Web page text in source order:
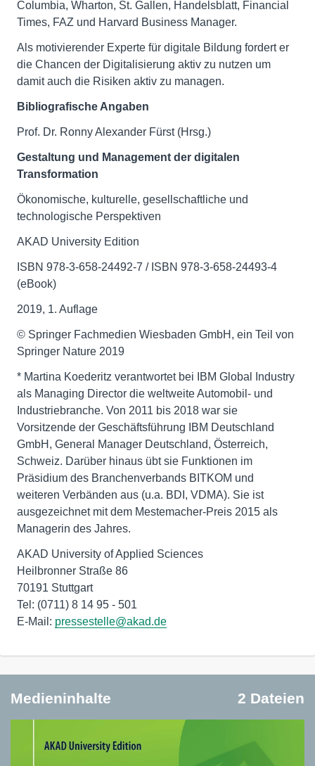
Columbia, Wharton, St. Gallen, Handelsblatt, Financial
Times, FAZ und Harvard Business Manager.
Als motivierender Experte für digitale Bildung fordert er
die Chancen der Digitalisierung aktiv zu nutzen um
damit auch die Risiken aktiv zu managen.
Bibliografische Angaben
Prof. Dr. Ronny Alexander Fürst (Hrsg.)
Gestaltung und Management der digitalen
Transformation
Ökonomische, kulturelle, gesellschaftliche und
technologische Perspektiven
AKAD University Edition
ISBN 978-3-658-24492-7 / ISBN 978-3-658-24493-4
(eBook)
2019, 1. Auflage
© Springer Fachmedien Wiesbaden GmbH, ein Teil von
Springer Nature 2019
* Martina Koederitz verantwortet bei IBM Global Industry
als Managing Director die weltweite Automobil- und
Industriebranche. Von 2011 bis 2018 war sie
Vorsitzende der Geschäftsführung IBM Deutschland
GmbH, General Manager Deutschland, Österreich,
Schweiz. Darüber hinaus übt sie Funktionen im
Präsidium des Branchenverbands BITKOM und
weiteren Verbänden aus (u.a. BDI, VDMA). Sie ist
ausgezeichnet mit dem Mestemacher-Preis 2015 als
Managerin des Jahres.
AKAD University of Applied Sciences
Heilbronner Straße 86
70191 Stuttgart
Tel: (0711) 8 14 95 - 501
E-Mail: pressestelle@akad.de
Medieninhalte 2 Dateien